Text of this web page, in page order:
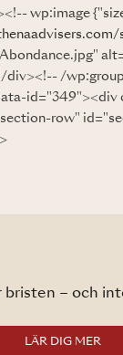
wp:image
/
row"
historien